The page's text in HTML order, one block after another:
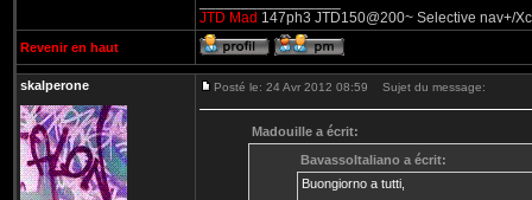
JTD Mad 147ph3 JTD150@200~ Selective nav+/
Revenir en haut
skalperone Posté le: 24 Avr 2012 08:59 Sujet du message:
Madouille a écrit:
BavassoItaliano a écrit:
Buongiorno a tutti,